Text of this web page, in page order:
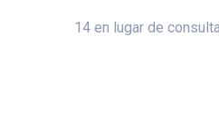
14 en lugar de